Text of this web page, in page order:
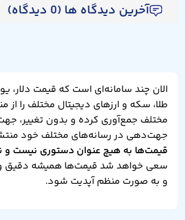
آخرین دیدگاه ها (0 دیدگاه)
الان چند سامانه‌ای است که قیمت دلار،
طلا، سکه و ارزهای دیجیتال مختلف را از
مختلف جمع‌آوری کرده و بدون تغییر،
جهت‌دهی در رسانه‌های مختلف خود
قیمت‌ها به هیچ عنوان دستوری نیست و
سعی خواهد شد قیمت‌ها همیشه دقیق و
و به صورت منظم آپدیت شود.